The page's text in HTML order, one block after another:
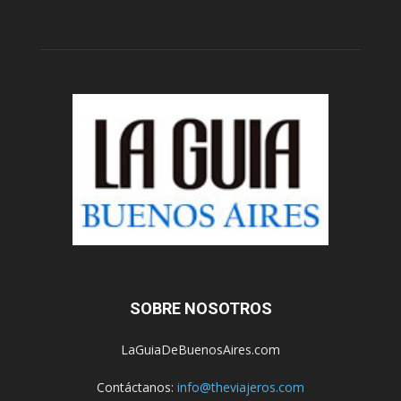
SOBRE NOSOTROS
LaGuiaDeBuenosAires.com
Contáctanos: info@theviajeros.com